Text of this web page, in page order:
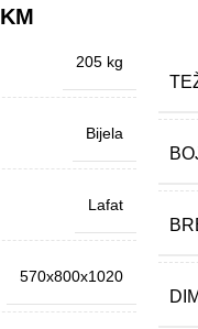
KM
205 kg
Bijela
Lafat
570x800x1020